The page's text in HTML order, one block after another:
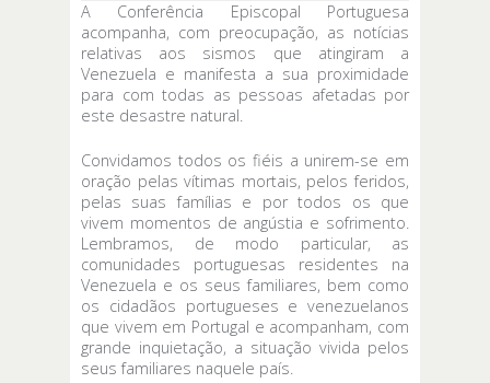
A Conferência Episcopal Portuguesa
acompanha, com preocupação, as notícias
relativas aos sismos que atingiram a
Venezuela e manifesta a sua proximidade
para com todas as pessoas afetadas por
este desastre natural.
Convidamos todos os fiéis a unirem-se em
oração pelas vítimas mortais, pelos feridos,
pelas suas famílias e por todos os que
vivem momentos de angústia e sofrimento.
Lembramos, de modo particular, as
comunidades portuguesas residentes na
Venezuela e os seus familiares, bem como
os cidadãos portugueses e venezuelanos
que vivem em Portugal e acompanham, com
grande inquietação, a situação vivida pelos
seus familiares naquele país.